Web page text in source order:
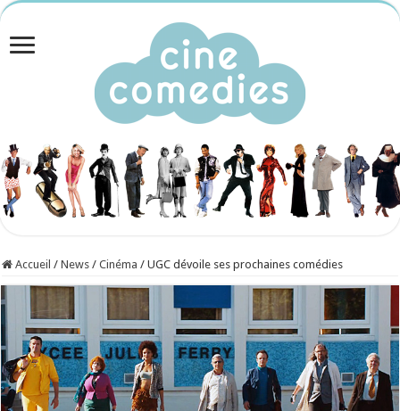
Accueil / News / Cinéma / UGC dévoile ses prochaines comédies